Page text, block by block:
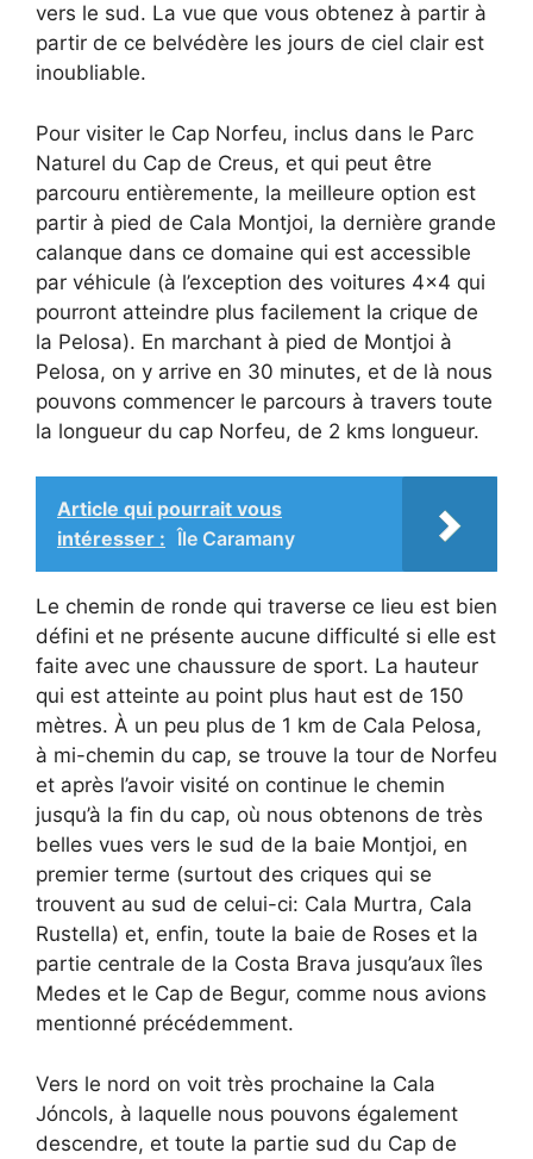
vers le sud. La vue que vous obtenez à partir à
partir de ce belvédère les jours de ciel clair est
inoubliable.
Pour visiter le Cap Norfeu, inclus dans le Parc
Naturel du Cap de Creus, et qui peut être
parcouru entièremente, la meilleure option est
partir à pied de Cala Montjoi, la dernière grande
calanque dans ce domaine qui est accessible
par véhicule (à l’exception des voitures 4×4 qui
pourront atteindre plus facilement la crique de
la Pelosa). En marchant à pied de Montjoi à
Pelosa, on y arrive en 30 minutes, et de là nous
pouvons commencer le parcours à travers toute
la longueur du cap Norfeu, de 2 kms longueur.
Article qui pourrait vous
intéresser : Île Caramany
Le chemin de ronde qui traverse ce lieu est bien
défini et ne présente aucune difficulté si elle est
faite avec une chaussure de sport. La hauteur
qui est atteinte au point plus haut est de 150
mètres. À un peu plus de 1 km de Cala Pelosa,
à mi-chemin du cap, se trouve la tour de Norfeu
et après l’avoir visité on continue le chemin
jusqu’à la fin du cap, où nous obtenons de très
belles vues vers le sud de la baie Montjoi, en
premier terme (surtout des criques qui se
trouvent au sud de celui-ci: Cala Murtra, Cala
Rustella) et, enfin, toute la baie de Roses et la
partie centrale de la Costa Brava jusqu’aux îles
Medes et le Cap de Begur, comme nous avions
mentionné précédemment.
Vers le nord on voit très prochaine la Cala
Jóncols, à laquelle nous pouvons également
descendre, et toute la partie sud du Cap de